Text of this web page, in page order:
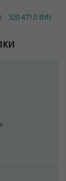
320 471.0 BYN